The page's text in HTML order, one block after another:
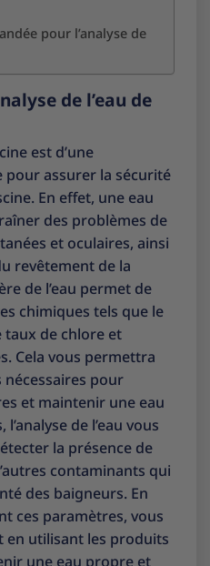
pour l’analyse de
de l’eau de
est d’une
assurer la sécurité
En effet, une eau
des problèmes de
et oculaires, ainsi
revêtement de la
de l’eau permet de
chimiques tels que le
taux de chlore et
Cela vous permettra
pour
et maintenir une eau
de l’eau vous
la présence de
contaminants qui
des baigneurs. En
ces paramètres, vous
en utilisant les produits
une eau propre et